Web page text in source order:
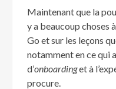
Maintenant que la
y a beaucoup choses
Go et sur les leçons
notamment en ce qui
d’onboardinget à
procure.